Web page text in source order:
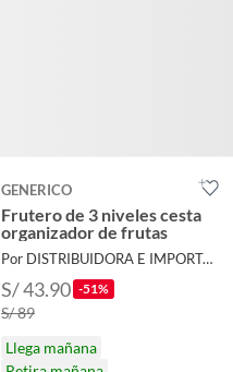
GENERICO
Frutero de 3 niveles cesta
organizador de frutas
Por DISTRIBUIDORA E IMPORTADORA
S/ 43.90 -51%
S/ 89
Llega mañana